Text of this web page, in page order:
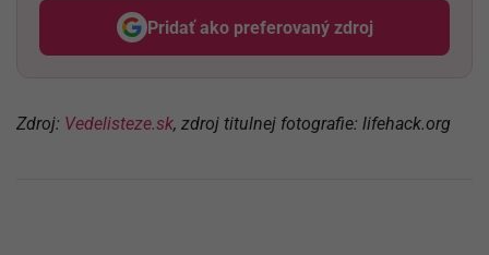
Pridať ako preferovaný zdroj
Odzadu, odkaz sa otvorí v
Zdroj: Vedelisteze.sk, zdroj titulnej fotografie: lifehack.org